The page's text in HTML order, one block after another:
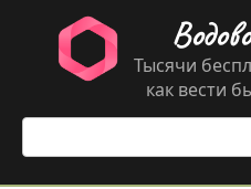
контенту
Тысячи
как вести
Поиск: